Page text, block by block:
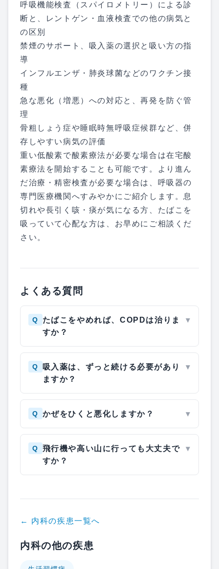
呼吸機能検査（スパイロメトリー）による診
断と、レントゲン・血液検査での他の病気と
の区別
禁煙のサポート、吸入薬の選択と吸い方の指
導
インフルエンザ・肺炎球菌などのワクチン接
種
急な悪化（増悪）への対応と、再発を防ぐ管
理
骨粗しょう症や睡眠時無呼吸症候群など、併
存しやすい病気の評価
重い低酸素で酸素療法が必要な場合は在宅酸
素療法を開始することも可能です。より進ん
だ治療・精密検査が必要な場合は、呼吸器の
専門医療機関へすみやかにご紹介します。息
切れや長引く咳・痰が気になる方、たばこを
吸っていて心配な方は、お早めにご相談くだ
さい。
よくある質問
Q
たばこをやめれば、COPDは治りま
すか？
▾
Q
吸入薬は、ずっと続ける必要があり
ますか？
▾
Q かぜをひくと悪化しますか？ ▾
Q
飛行機や高い山に行っても大丈夫で
すか？
▾
← 内科の疾患一覧へ
内科の他の疾患